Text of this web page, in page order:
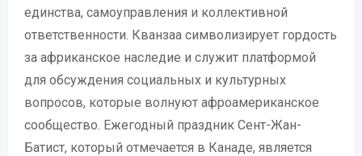
единства, самоуправления и коллективной
ответственности. Кванзаа символизирует гордость
за африканское наследие и служит платформой
для обсуждения социальных и культурных
вопросов, которые волнуют афроамериканское
сообщество. Ежегодный праздник Сент-Жан-
Батист, который отмечается в Канаде, является